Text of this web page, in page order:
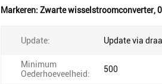
Markeren: Zwarte wisselstroomconverter,
Update: Update via
Minimum
Oederhoeveelheid:
500